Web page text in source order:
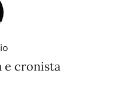
e cronista